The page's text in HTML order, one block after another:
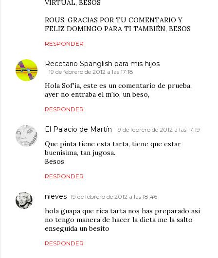
VIRTUAL, BESOS
ROUS, GRACIAS POR TU COMENTARIO Y
FELIZ DOMINGO PARA TI TAMBIÉN, BESOS
RESPONDER
Recetario Spanglish para mis hijos
19 de febrero de 2012 a las 17:18
Hola Sof'ia, este es un comentario de prueba,
ayer no entraba el m'io, un beso,
RESPONDER
El Palacio de Martín 19 de febrero de 2012 a las 17:19
Que pinta tiene esta tarta, tiene que estar
buenísima, tan jugosa.
Besos
RESPONDER
nieves 19 de febrero de 2012 a las 18:46
hola guapa que rica tarta nos has preparado asi
no tengo manera de hacer la dieta me la salto
enseguida un besito
RESPONDER